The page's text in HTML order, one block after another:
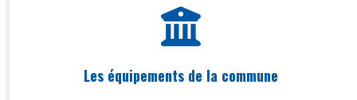
Les équipements de la commune